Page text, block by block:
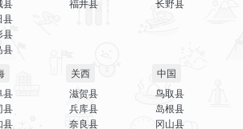
县
县
县
县
福井县
长野县
县
县
县
关西
滋贺县
兵库县
奈良县
中国
鸟取县
岛根县
冈山县